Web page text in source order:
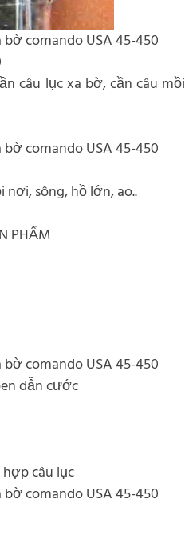
bờ comando USA 45-450
câu lục xa bờ, cần câu mồi
bờ comando USA 45-450
sông, hồ lớn, ao..
PHẨM
bờ comando USA 45-450
dẫn cước
câu lục
bờ comando USA 45-450